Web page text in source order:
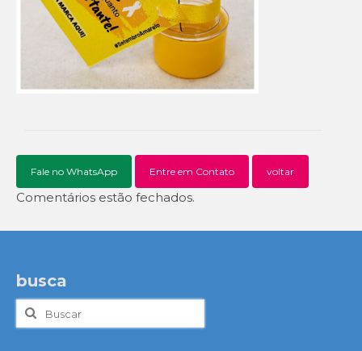
Fale no WhatsApp Entre em Contato voltar
Comentários estão fechados.
busca
Buscar
por: